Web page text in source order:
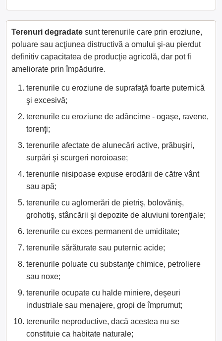
Terenuri degradate sunt terenurile care prin eroziune,
poluare sau acţiunea distructivă a omului şi-au pierdut
definitiv capacitatea de producţie agricolă, dar pot fi
ameliorate prin împădurire.
terenurile cu eroziune de suprafaţă foarte puternică
şi excesivă;
terenurile cu eroziune de adâncime - ogaşe, ravene,
torenţi;
terenurile afectate de alunecări active, prăbuşiri,
surpări şi scurgeri noroioase;
terenurile nisipoase expuse erodării de către vânt
sau apă;
terenurile cu aglomerări de pietriş, bolovăniş,
grohotiş, stâncării şi depozite de aluviuni torenţiale;
terenurile cu exces permanent de umiditate;
terenurile sărăturate sau puternic acide;
terenurile poluate cu substanţe chimice, petroliere
sau noxe;
terenurile ocupate cu halde miniere, deşeuri
industriale sau menajere, gropi de împrumut;
terenurile neproductive, dacă acestea nu se
constituie ca habitate naturale;